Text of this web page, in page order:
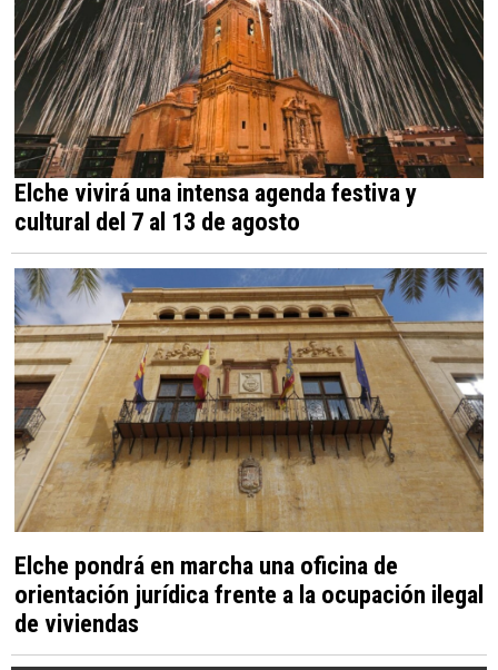
Elche vivirá una intensa agenda festiva y
cultural del 7 al 13 de agosto
Elche pondrá en marcha una oficina de
orientación jurídica frente a la ocupación ilegal
de viviendas